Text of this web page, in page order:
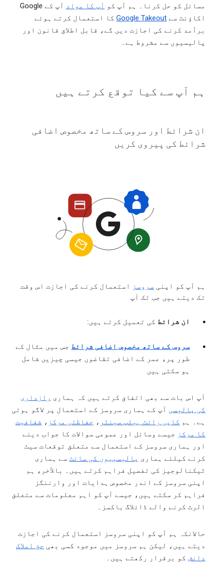
مسائل کو حل کرنا۔ ہم آپ کو آپ کا مواد
آپ کے Google
اکاؤنٹ سے Google Takeout کا استعمال کرتے ہوئے
برآمد کرنے کی اجازت دیں گے، قابل اطلاق قانون اور
پالیسیوں سے مشروط ہے۔
ہم آپ سے کیا توقع کرتے ہیں
ان شرائط اور سروس کے ساتھ مخصوص اضافی
شرائط کی پیروی کریں
ہم آپ کو اپنی سروسز
استعمال کرنے کی اجازت اس وقت
تک دیتے ہیں جب تک آپ
ان شرائط کی تعمیل کرتے ہیں:
سروس کے ساتھ مخصوص اضافی شرائط جس میں مثال کے
طور پر، عمر کے اضافی تقاضوں جیسی چیزیں شامل
ہو سکتی ہیں
آپ اس بات سے بھی اتفاق کرتے ہیں کہ ہماری رازداری
کی پالیسی آپ کے ہماری سروسز کے استعمال پر لاگو ہوتی
ہے۔ ہم کاپی رائٹ ہیلپ سینٹر ، حفاظتی مرکز ، شفافیت
کا مرکز جیسے وسائل اور عمومی سوالات کا جواب دینے
اور ہماری سروسز کے استعمال سے متعلق توقعات سیٹ
کرنے کیلئے ہماری پالیسییوں کی سائٹ سے ہماری
ٹیکنالوجیز کی تفصیل فراہم کرتے ہیں۔ بالآخر، ہم
اپنی سروسز کے اندر مخصوص ہدایات اور وارننگز
فراہم کر سکتے ہیں، جیسے آپ کو اہم معلومات سے متعلق
الرٹ کرنے والے ڈائلاگ باکسز۔
حالانکہ ہم آپ کو اپنی سروسز استعمال کرنے کی اجازت
دیتے ہیں، لیکن ہم سروسز میں موجود کسی بھی حق املاک
دانش کو برقرار رکھتے ہیں۔